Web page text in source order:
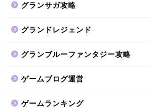
グランサガ攻略
グランドレジェンド
グランブルーファンタジー攻略
ゲームブログ運営
ゲームランキング